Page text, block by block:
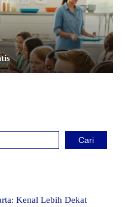
Cari
Kenal Lebih Dekat